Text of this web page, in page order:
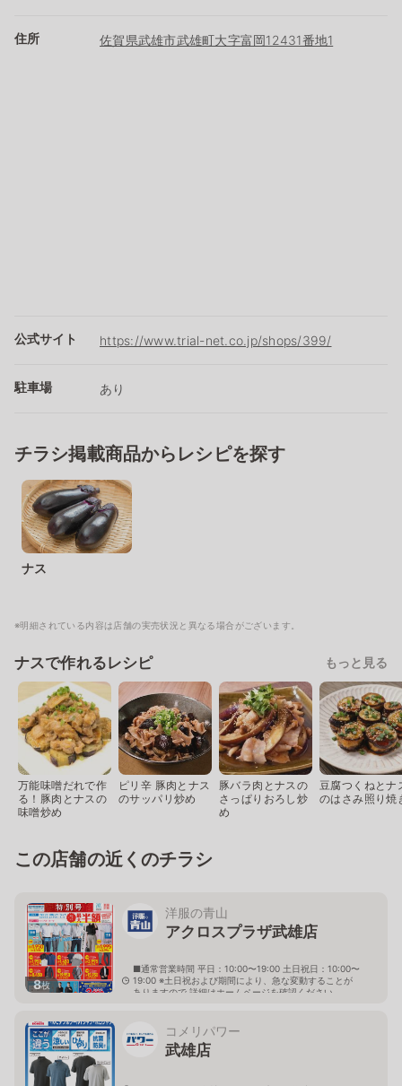
住所 佐賀県武雄市武雄町大字富岡12431番地1
公式サイト https://www.trial-net.co.jp/shops/399/
駐車場 あり
チラシ掲載商品からレシピを探す
ナス
※明細されている内容は店舗の実売状況と異なる場合がございます。
ナスで作れるレシピ もっと見る
万能味噌だれで作
る！豚肉とナスの
味噌炒め
ピリ辛 豚肉とナス
のサッパリ炒め
豚バラ肉とナスの
さっぱりおろし炒
め
豆腐つくねとナ
のはさみ照り焼
この店舗の近くのチラシ
8枚
洋服の青山
アクロスプラザ武雄店
■通常営業時間 平日：10:00〜19:00 土日祝日：10:00〜
19:00 ※土日祝および期間により、急な変動することが
ありますので 詳細はホームページを確認ください
コメリパワー
武雄店